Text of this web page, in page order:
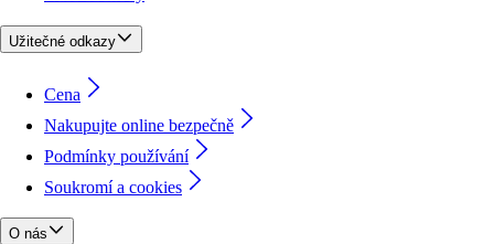
Užitečné odkazy
Cena
Nakupujte online bezpečně
Podmínky používání
Soukromí a cookies
O nás